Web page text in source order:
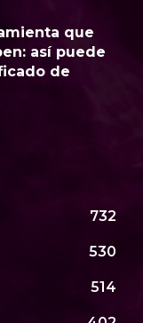
que
así puede
de
732
530
514